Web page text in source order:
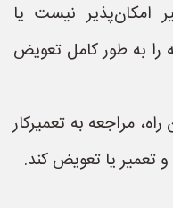
نیست یا
را به طور کامل تعویض
مراجعه به تعمیرکار
یا تعویض کند.